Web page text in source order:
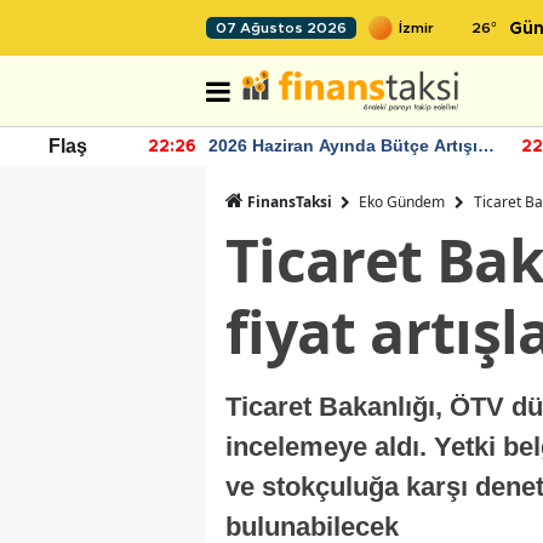
07 Ağustos 2026 26°
Flaş 22:26
2026 Haziran Ayında Bütçe Artışı
FinansTaksi Eko Gündem Ticaret
Ticaret
fiyat
Ticaret Bakanlığı, ÖTV
incelemeye aldı. Yetki
ve stokçuluğa karşı
bulunabilecek